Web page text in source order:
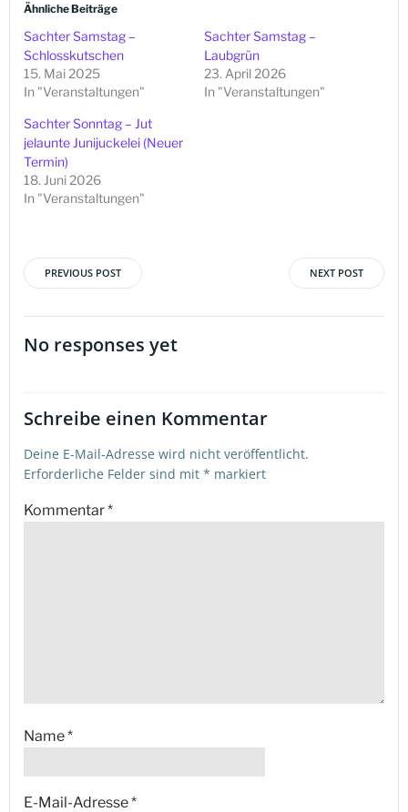
Ähnliche Beiträge
Sachter Samstag –
Schlosskutschen
15. Mai 2025
In "Veranstaltungen"
Sachter Samstag –
Laubgrün
23. April 2026
In "Veranstaltungen"
Sachter Sonntag – Jut
jelaunte Junijuckelei (Neuer
Termin)
18. Juni 2026
In "Veranstaltungen"
Beitragsnavigation
PREVIOUS POST NEXT POST
No responses yet
Schreibe einen Kommentar
Deine E-Mail-Adresse wird nicht veröffentlicht.
Erforderliche Felder sind mit * markiert
Kommentar*
Name*
E-Mail-Adresse*